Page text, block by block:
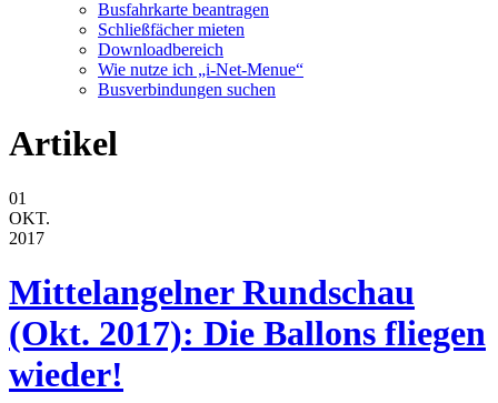
Busfahrkarte beantragen
Schließfächer mieten
Downloadbereich
Wie nutze ich „i-Net-Menue“
Busverbindungen suchen
Artikel
01
OKT.
2017
Mittelangelner Rundschau
(Okt. 2017): Die Ballons fliegen
wieder!